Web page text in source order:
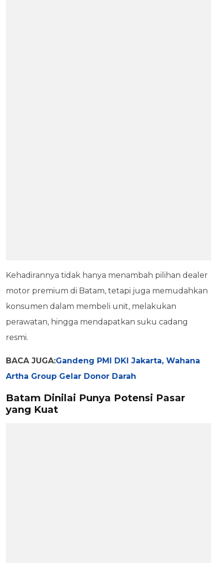
Kehadirannya tidak hanya menambah pilihan dealer
motor premium di Batam, tetapi juga memudahkan
konsumen dalam membeli unit, melakukan
perawatan, hingga mendapatkan suku cadang
resmi.
BACA JUGA:Gandeng PMI DKI Jakarta, Wahana
Artha Group Gelar Donor Darah
Batam Dinilai Punya Potensi Pasar
yang Kuat